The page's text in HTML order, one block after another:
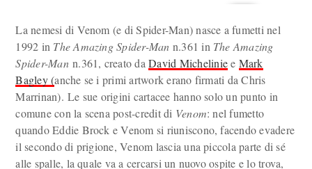
La nemesi di Venom (e di Spider-Man) nasce a fumetti nel
1992 in The Amazing Spider-Man n.361 in The Amazing
Spider-Mann.361, creato daDavid Micheliniee Mark
Bagley (anche se i primi artwork erano firmati da Chris
Marrinan). Le sue origini cartacee hanno solo un punto in
comune con la scena post-credit di Venom: nel fumetto
quando Eddie Brock e Venom si riuniscono, facendo evadere
il secondo di prigione, Venom lascia una piccola parte di sé
alle spalle, la quale va a cercarsi un nuovo ospite e lo trova,